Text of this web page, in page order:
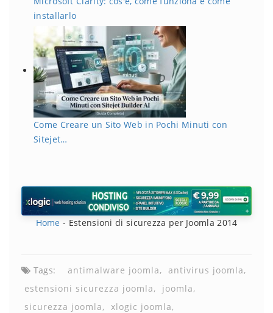
installarlo
Come Creare un Sito Web in Pochi Minuti con
Sitejet…
Home - Estensioni di sicurezza per Joomla 2014
Tags: antimalware joomla
antivirus joomla
estensioni sicurezza joomla
joomla
sicurezza joomla
xlogic joomla